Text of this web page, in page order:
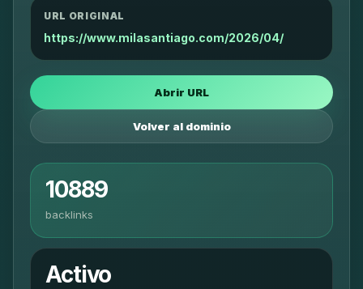
URL ORIGINAL
https://www.milasantiago.com/2026/04/
Abrir URL
Volver al dominio
10889
backlinks
Activo